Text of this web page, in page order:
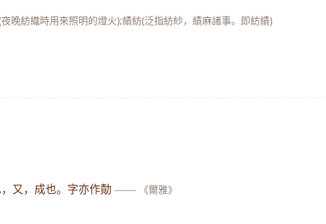
晚紡織時用來照明的燈火);績紡(泛指紡紗，績麻諸事。即紡績)
又，成也。字亦作勣 —— 《爾雅》